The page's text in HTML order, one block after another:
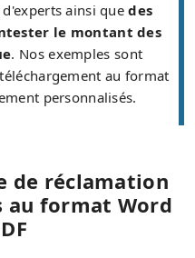
ainsi quedes
le montant des
. Nos exemples sont
au format
personnalisés.
de réclamation
au format Word